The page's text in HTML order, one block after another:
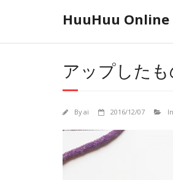
HuuHuu Online
アップした
Byai 2016/12/07